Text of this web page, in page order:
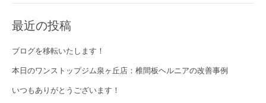
最近の投稿
ブログを移転いたします！
本日のワンストップジム泉ヶ丘店：椎間板ヘルニアの改善事例
いつもありがとうございます！